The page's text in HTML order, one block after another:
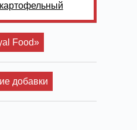
Food»
добавки